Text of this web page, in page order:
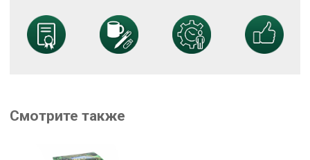
Смотрите также